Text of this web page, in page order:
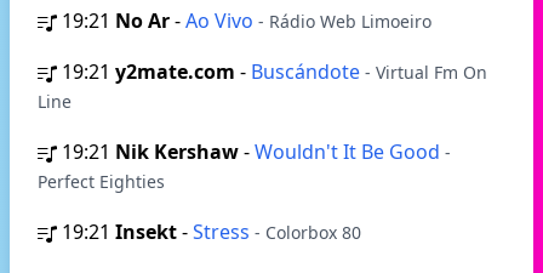
19:21 No Ar-Ao Vivo - Rádio Web Limoeiro
19:21 y2mate.com - Buscándote - Virtual Fm On
Line
19:21 Nik Kershaw-Wouldn't It Be Good -
Perfect Eighties
19:21 Insekt-Stress - Colorbox 80